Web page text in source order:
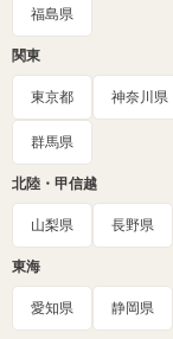
福島県
関東
東京都 神奈川県
群馬県
北陸・甲信越
山梨県 長野県
東海
愛知県 静岡県